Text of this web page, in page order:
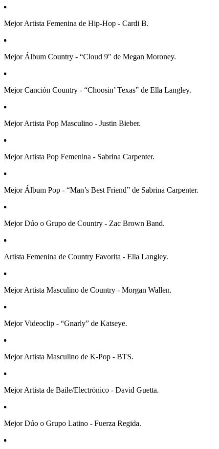
Mejor Artista Femenina de Hip-Hop - Cardi B.
Mejor Álbum Country - “Cloud 9″ de Megan Moroney.
Mejor Canción Country - “Choosin’ Texas” de Ella Langley.
Mejor Artista Pop Masculino - Justin Bieber.
Mejor Artista Pop Femenina - Sabrina Carpenter.
Mejor Álbum Pop - “Man’s Best Friend” de Sabrina Carpenter.
Mejor Dúo o Grupo de Country - Zac Brown Band.
Artista Femenina de Country Favorita - Ella Langley.
Mejor Artista Masculino de Country - Morgan Wallen.
Mejor Videoclip - “Gnarly” de Katseye.
Mejor Artista Masculino de K-Pop - BTS.
Mejor Artista de Baile/Electrónico - David Guetta.
Mejor Dúo o Grupo Latino - Fuerza Regida.